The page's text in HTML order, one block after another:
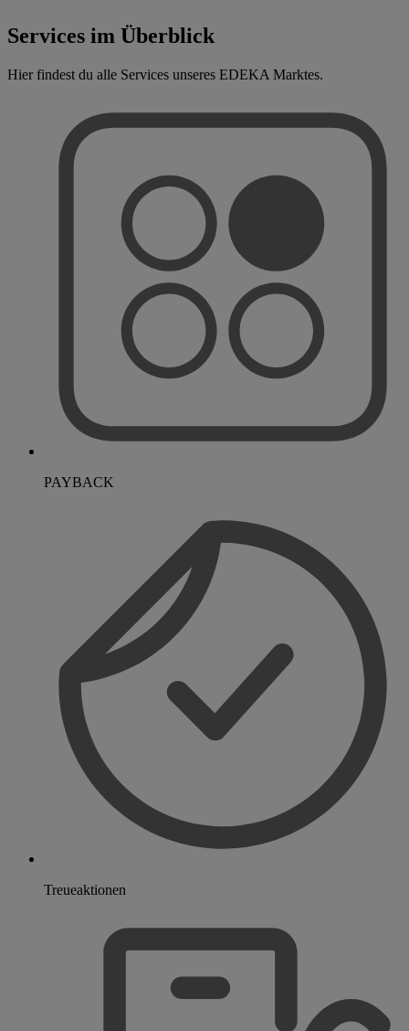
Services im Überblick
Hier findest du alle Services unseres EDEKA Marktes.
PAYBACK
Treueaktionen